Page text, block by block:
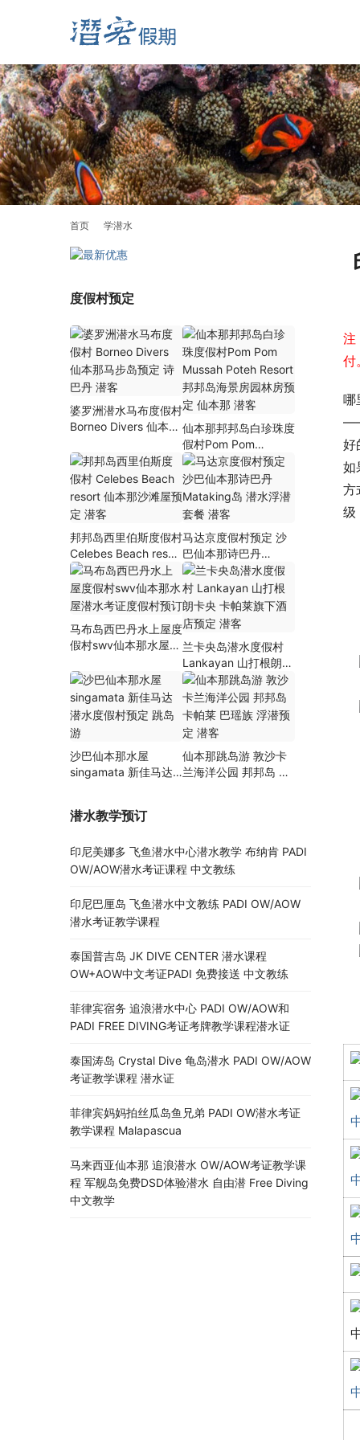
首页 学潜水
注
付
哪
好
如
方
级
度假村预定
婆罗洲潜水马布度假村
Borneo Divers 仙本那
客
仙本那邦邦岛白珍珠度
假村Pom Pom
Mussah Poteh Resort
邦邦岛海景房园林房预
定 仙本那 潜客
邦邦岛西里伯斯度假村
Celebes Beach resort
仙本那沙滩屋预定 潜
客
马达京度假村预定 沙
巴仙本那诗巴丹
Mataking岛 潜水浮潜
套餐 潜客
马布岛西巴丹水上屋度
假村swv仙本那水屋潜 兰卡央岛潜水度假村
Lankayan 山打根朗卡
央 卡帕莱旗下酒店预
定 潜客
沙巴仙本那水屋
singamata 新佳马达
仙本那跳岛游 敦沙卡
兰海洋公园 邦邦岛 卡
潜水教学预订
印尼美娜多 飞鱼潜水中心潜水教学 布纳肯 PADI
OW/AOW潜水考证课程 中文教练
印尼巴厘岛 飞鱼潜水中文教练 PADI OW/AOW
潜水考证教学课程
泰国普吉岛 JK DIVE CENTER 潜水课程
OW+AOW中文考证PADI 免费接送 中文教练
菲律宾宿务 追浪潜水中心 PADI OW/AOW和
PADI FREE DIVING考证考牌教学课程潜水证
泰国涛岛 Crystal Dive 龟岛潜水 PADI OW/AOW
考证教学课程 潜水证
菲律宾妈妈拍丝瓜岛鱼兄弟 PADI OW潜水考证
教学课程 Malapascua
马来西亚仙本那 追浪潜水 OW/AOW考证教学课
程 军舰岛免费DSD体验潜水 自由潜 Free Diving
中文教学